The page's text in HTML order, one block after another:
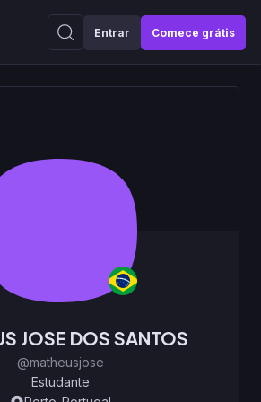
Entrar Comece grátis
JOSE DOS SANTOS
@matheusjose
Estudante